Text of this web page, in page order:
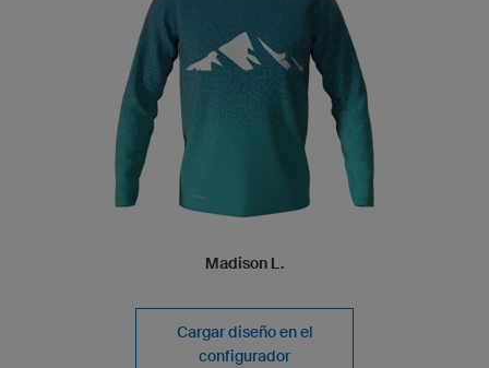
Madison L.
Cargar diseño en el
configurador